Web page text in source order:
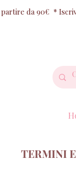
da 90€  *
TERMINI